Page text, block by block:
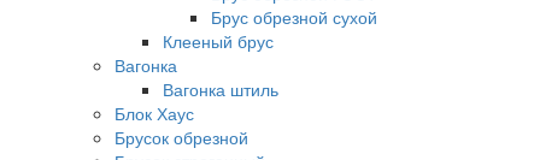
Брус обрезной сухой
Клееный брус
Вагонка
Вагонка штиль
Блок Хаус
Брусок обрезной